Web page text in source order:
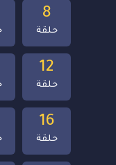
16
حلقة
12
حلقة
8
حلقة